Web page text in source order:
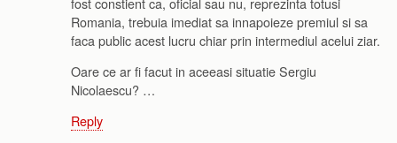
Romania, trebuia imediat sa innapoieze premiul si sa
faca public acest lucru chiar prin intermediul acelui ziar.
Oare ce ar fi facut in aceeasi situatie Sergiu
Nicolaescu? …
Reply